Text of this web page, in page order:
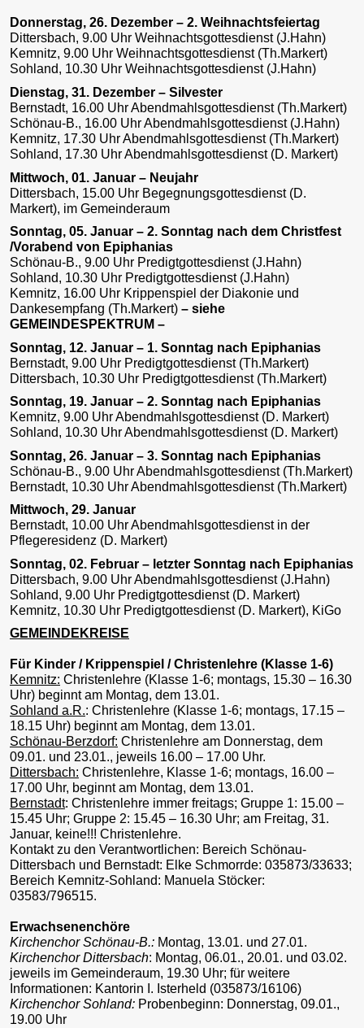
Donnerstag, 26. Dezember – 2. Weihnachtsfeiertag
Dittersbach, 9.00 Uhr Weihnachtsgottesdienst (J.Hahn)
Kemnitz, 9.00 Uhr Weihnachtsgottesdienst (Th.Markert)
Sohland, 10.30 Uhr Weihnachtsgottesdienst (J.Hahn)
Dienstag, 31. Dezember – Silvester
Bernstadt, 16.00 Uhr Abendmahlsgottesdienst (Th.Markert)
Schönau-B., 16.00 Uhr Abendmahlsgottesdienst (J.Hahn)
Kemnitz, 17.30 Uhr Abendmahlsgottesdienst (Th.Markert)
Sohland, 17.30 Uhr Abendmahlsgottesdienst (D. Markert)
Mittwoch, 01. Januar – Neujahr
Dittersbach, 15.00 Uhr Begegnungsgottesdienst (D.
Markert), im Gemeinderaum
Sonntag, 05. Januar – 2. Sonntag nach dem Christfest
/Vorabend von Epiphanias
Schönau-B., 9.00 Uhr Predigtgottesdienst (J.Hahn)
Sohland, 10.30 Uhr Predigtgottesdienst (J.Hahn)
Kemnitz, 16.00 Uhr Krippenspiel der Diakonie und
Dankesempfang (Th.Markert) – siehe
GEMEINDESPEKTRUM –
Sonntag, 12. Januar – 1. Sonntag nach Epiphanias
Bernstadt, 9.00 Uhr Predigtgottesdienst (Th.Markert)
Dittersbach, 10.30 Uhr Predigtgottesdienst (Th.Markert)
Sonntag, 19. Januar – 2. Sonntag nach Epiphanias
Kemnitz, 9.00 Uhr Abendmahlsgottesdienst (D. Markert)
Sohland, 10.30 Uhr Abendmahlsgottesdienst (D. Markert)
Sonntag, 26. Januar – 3. Sonntag nach Epiphanias
Schönau-B., 9.00 Uhr Abendmahlsgottesdienst (Th.Markert)
Bernstadt, 10.30 Uhr Abendmahlsgottesdienst (Th.Markert)
Mittwoch, 29. Januar
Bernstadt, 10.00 Uhr Abendmahlsgottesdienst in der
Pflegeresidenz (D. Markert)
Sonntag, 02. Februar – letzter Sonntag nach Epiphanias
Dittersbach, 9.00 Uhr Abendmahlsgottesdienst (J.Hahn)
Sohland, 9.00 Uhr Predigtgottesdienst (D. Markert)
Kemnitz, 10.30 Uhr Predigtgottesdienst (D. Markert), KiGo
GEMEINDEKREISE
Für Kinder / Krippenspiel / Christenlehre (Klasse 1-6)
Kemnitz: Christenlehre (Klasse 1-6; montags, 15.30 – 16.30
Uhr) beginnt am Montag, dem 13.01.
Sohland a.R.: Christenlehre (Klasse 1-6; montags, 17.15 –
18.15 Uhr) beginnt am Montag, dem 13.01.
Schönau-Berzdorf: Christenlehre am Donnerstag, dem
09.01. und 23.01., jeweils 16.00 – 17.00 Uhr.
Dittersbach: Christenlehre, Klasse 1-6; montags, 16.00 –
17.00 Uhr, beginnt am Montag, dem 13.01.
Bernstadt: Christenlehre immer freitags; Gruppe 1: 15.00 –
15.45 Uhr; Gruppe 2: 15.45 – 16.30 Uhr; am Freitag, 31.
Januar, keine!!! Christenlehre.
Kontakt zu den Verantwortlichen: Bereich Schönau-
Dittersbach und Bernstadt: Elke Schmorrde: 035873/33633;
Bereich Kemnitz-Sohland: Manuela Stöcker:
03583/796515.
Erwachsenenchöre
Kirchenchor Schönau-B.: Montag, 13.01. und 27.01.
Kirchenchor Dittersbach: Montag, 06.01., 20.01. und 03.02.
jeweils im Gemeinderaum, 19.30 Uhr; für weitere
Informationen: Kantorin I. Isterheld (035873/16106)
Kirchenchor Sohland: Probenbeginn: Donnerstag, 09.01.,
19.00 Uhr